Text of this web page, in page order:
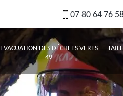
07 80 64 76
EVACUATION DES DÉCHETS VERTS
49